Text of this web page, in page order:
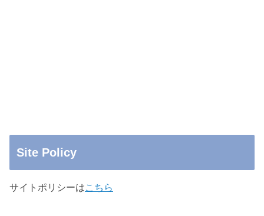
Site Policy
サイトポリシーはこちら